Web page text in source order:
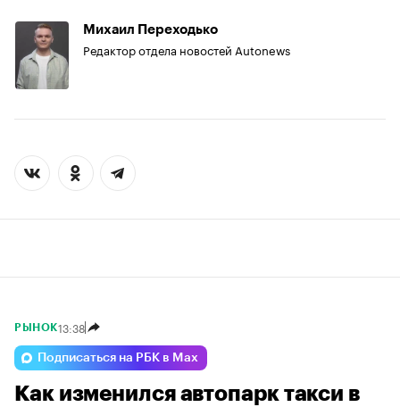
Михаил Переходько
Редактор отдела новостей Autonews
РЫНОК13:38
Подписаться на РБК в Max
Как изменился автопарк такси в